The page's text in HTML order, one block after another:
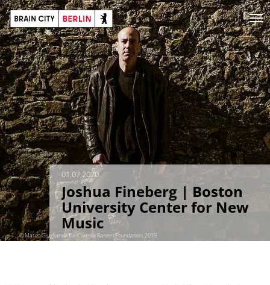
© Marco Giugliarelli for Civitella Ranieri Foundation, 2019
01.07.2020
Joshua Fineberg | Boston
University Center for New
Music